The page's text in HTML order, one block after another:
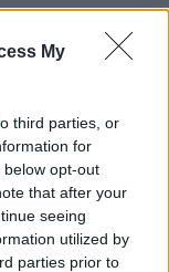
My
third parties, or
for
opt-out
that after your
seeing
utilized by
parties prior to
Matteo Cagnoni, 53
(vedi articoli
che vede Matteo
il rosso delsangue
Si tratta delle
centro di Ravenna
Ballestri, 39 anni
il 16 settembre